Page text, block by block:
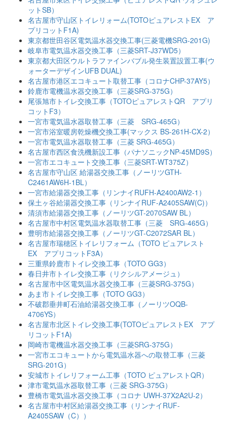
ットSB）
名古屋市守山区トイレリォーム(TOTOピュアレストEX ア
プリコットF1A)
東京都世田谷区電気温水器交換工事(三菱電機SRG-201G)
岐阜市電気温水器交換工事（三菱SRT-J37WD5）
東京都大田区ウルトラファインバブル発生装置設置工事(ウ
ォーターデザインUFB DUAL)
名古屋市港区エコキュート取替工事（コロナCHP-37AY5）
鈴鹿市電機温水器交換工事（三菱SRG-375G）
尾張旭市トイレ交換工事（TOTOピュアレストQR アプリ
コットF3）
一宮市電気温水器取替工事（三菱 SRG-465G）
一宮市浴室暖房乾燥機交換工事(マックス BS-261H-CX-2）
一宮市電気温水器取替工事（三菱 SRG-465G）
名古屋市西区食洗機新設工事（パナソニックNP-45MD9S）
一宮市エコキュート交換工事（三菱SRT-WT375Z）
名古屋市守山区 給湯器交換工事（ノーリツGTH-
C2461AW6H-1BL）
一宮市給湯器交換工事（リンナイRUFH-A2400AW2-1）
保土ヶ谷給湯器交換工事（リンナイRUF-A2405SAW(C)）
清須市給湯器交換工事（ノーリツGT-2070SAW BL）
名古屋市中村区電気温水器取替工事（三菱 SRG-465G）
豊明市給湯器交換工事（ノーリツGT-C2072SAR BL）
名古屋市瑞穂区トイレリフォーム（TOTO ピュアレスト
EX アプリコットF3A）
三重県鈴鹿市トイレ交換工事（TOTO GG3）
春日井市トイレ交換工事（リクシルアメージュ）
名古屋市中区電気温水器交換工事（三菱SRG-375G）
あま市トイレ交換工事（TOTO GG3）
不破郡垂井町石油給湯器交換工事（ノーリツOQB-
4706YS）
名古屋市北区トイレ交換工事(TOTOピュアレストEX アプ
リコットF1A)
岡崎市電機温水器交換工事（三菱SRG-375G）
一宮市エコキュートから電気温水器への取替工事（三菱
SRG-201G）
安城市トイレリフォーム工事（TOTO ピュアレストQR）
津市電気温水器取替工事（三菱 SRG-375G）
豊橋市電気温水器交換工事（コロナ UWH-37X2A2U-2）
名古屋市中村区給湯器交換工事（リンナイRUF-
A2405SAW（C））